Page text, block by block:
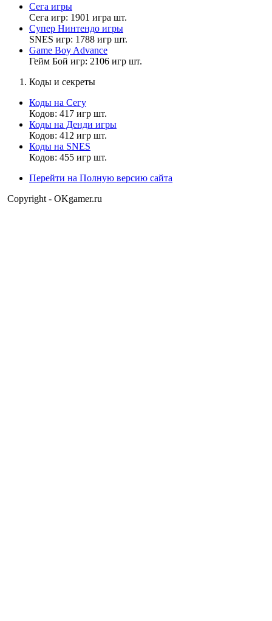
Конечно, может быть и так, что был какой-то договор с кем-то
- ну это все же немного другое.
MrDoomBringer
ну и играй фури фембой
Матвей2014
12:29:08
MrDoomBringer,
Сега игры
Сега игр: 1901 игра шт.
Супер Нинтендо игры
SNES игр: 1788 игр шт.
Game Boy Advance
Гейм Бой игр: 2106 игр шт.
Коды и секреты
Коды на Сегу
Кодов: 417 игр шт.
Коды на Денди игры
Кодов: 412 игр шт.
Коды на SNES
Кодов: 455 игр шт.
Перейти на Полную версию сайта
Copyright - OKgamer.ru